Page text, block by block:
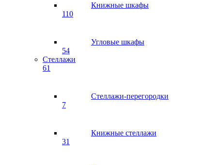
Книжные шкафы
110
Угловые шкафы
54
Стеллажи
61
Стеллажи-перегородки
7
Книжные стеллажи
31